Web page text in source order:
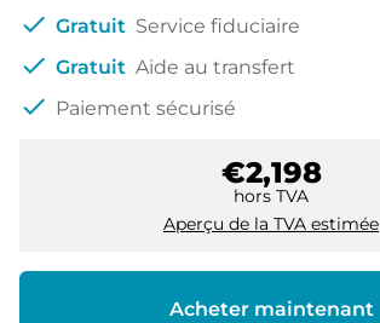
check Gratuit Service fiduciaire
check Gratuit Aide au transfert
check Paiement sécurisé
€2,198
hors TVA
Aperçu de la TVA estimée
Acheter maintenant